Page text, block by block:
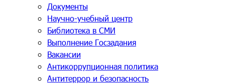
Документы
Научно-учебный центр
Библиотека в СМИ
Выполнение Госзадания
Вакансии
Антикоррупционная политика
Антитеррор и безопасность